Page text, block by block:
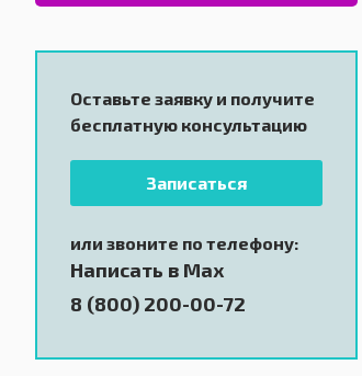
Оставьте заявку и получите
бесплатную консультацию
Записаться
или звоните по телефону:
Написать в Max
8 (800) 200-00-72